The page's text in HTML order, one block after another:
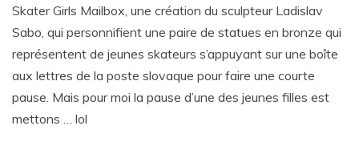
Skater Girls Mailbox, une création du sculpteur Ladislav
Sabo, qui personnifient une paire de statues en bronze qui
représentent de jeunes skateurs s’appuyant sur une boîte
aux lettres de la poste slovaque pour faire une courte
pause. Mais pour moi la pause d’une des jeunes filles est
mettons … lol